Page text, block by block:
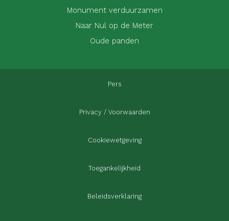
Monument verduurzamen
Naar Nul op de Meter
Oude panden
Pers
Privacy / Voorwaarden
Cookiewetgeving
Toegankelijkheid
Beleidsverklaring